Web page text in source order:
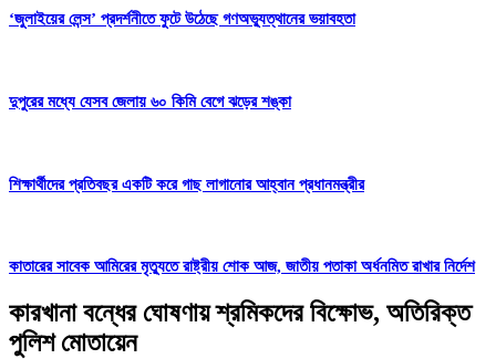
‘জুলাইয়ের লেন্স’ প্রদর্শনীতে ফুটে উঠেছে গণঅভ্যুত্থানের ভয়াবহতা
দুপুরের মধ্যে যেসব জেলায় ৬০ কিমি বেগে ঝড়ের শঙ্কা
শিক্ষার্থীদের প্রতিবছর একটি করে গাছ লাগানোর আহ্বান প্রধানমন্ত্রীর
কাতারের সাবেক আমিরের মৃত্যুতে রাষ্ট্রীয় শোক আজ, জাতীয় পতাকা অর্ধনমিত রাখার নির্দেশ
কারখানা বন্ধের ঘোষণায় শ্রমিকদের বিক্ষোভ, অতিরিক্ত
পুলিশ মোতায়েন